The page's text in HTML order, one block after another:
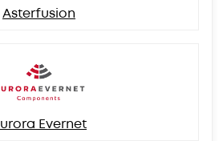
Asterfusion
Evernet